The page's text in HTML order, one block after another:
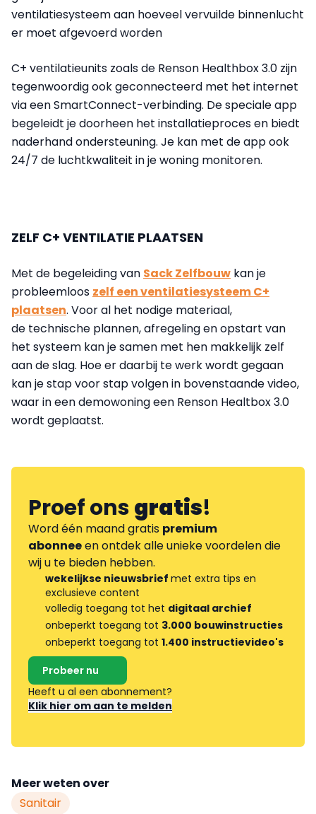
ventilatiesysteem aan hoeveel vervuilde binnenlucht
er moet afgevoerd worden
C+ ventilatieunits zoals de Renson Healthbox 3.0 zijn
tegenwoordig ook geconnecteerd met het internet
via een SmartConnect-verbinding. De speciale app
begeleidt je doorheen het installatieproces en biedt
naderhand ondersteuning. Je kan met de app ook
24/7 de luchtkwaliteit in je woning monitoren.
ZELF C+ VENTILATIE PLAATSEN
Met de begeleiding van Sack Zelfbouw kan je
probleemloos zelf een ventilatiesysteem C+
plaatsen. Voor al het nodige materiaal,
de technische plannen, afregeling en opstart van
het systeem kan je samen met hen makkelijk zelf
aan de slag. Hoe er daarbij te werk wordt gegaan
kan je stap voor stap volgen in bovenstaande video,
waar in een demowoning een Renson Healtbox 3.0
wordt geplaatst.
Proef onsgratis!
Word één maand gratis premium
abonneeen ontdek alle unieke voordelen die
wij u te bieden hebben.
wekelijkse nieuwsbrief met extra tips en
exclusieve content
volledig toegang tot het digitaal archief
onbeperkt toegang tot 3.000 bouwinstructies
onbeperkt toegang tot 1.400 instructievideo's
Probeer nu
Heeft u al een abonnement?
Klik hier om aan te melden
Meer weten over
Sanitair